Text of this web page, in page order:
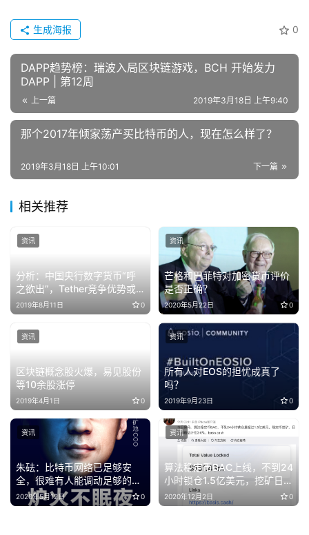
0
生成海报
DAPP趋势榜：瑞波入局区块链游戏，BCH 开始发力
DAPP | 第12周
上一篇 2019年3月18日 上午9:40
那个2017年倾家荡产买比特币的人，现在怎么样了？
下一篇
2019年3月18日 上午10:01
相关推荐
分析：中国央行数字货币“呼
之欲出”，Tether竞争优势或
逐步丧失
2019年8月11日 0
资讯
芒格和巴菲特对加密货币评价
是否正确？
2020年5月22日 0
资讯
区块链概念股火爆，易见股份
等10余股涨停
2019年4月1日 0
资讯
所有人对EOS的担忧成真了
吗？
2019年9月23日 0
资讯
朱砝：比特币网络已足够安
全，很难有人能调动足够的硬
件与能源实施攻击
2020年5月12日 0
资讯
算法稳定币BAC上线，不到24
小时锁仓1.5亿美元，挖矿日化
3~6%，一匹黑马
2020年12月2日 0
资讯